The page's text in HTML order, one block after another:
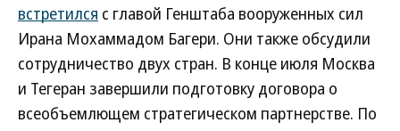
встретился с главой Генштаба вооруженных сил
Ирана Мохаммадом Багери. Они также обсудили
сотрудничество двух стран. В конце июля Москва
и Тегеран завершили подготовку договора о
всеобъемлющем стратегическом партнерстве. По